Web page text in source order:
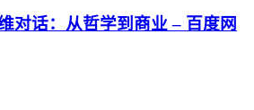
对话：从哲学到商业 – 百度网